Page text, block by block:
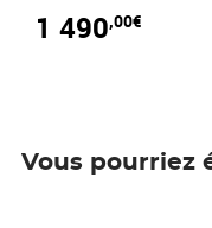
1 490,00€
Vous pourriez